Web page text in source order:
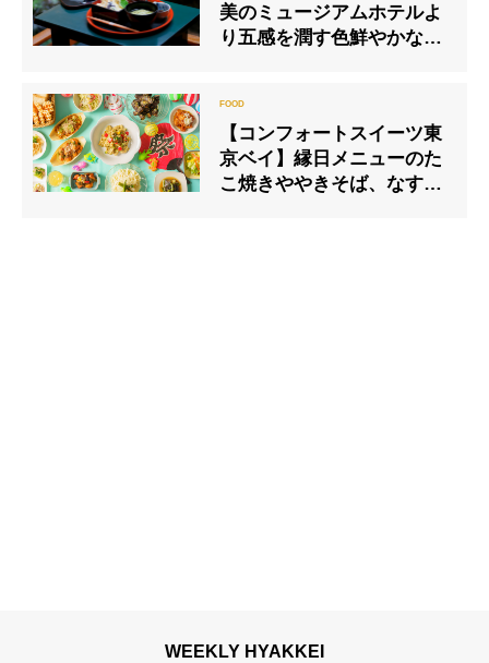
美のミュージアムホテルよ
り五感を潤す色鮮やかな
【コンフォートスイーツ東
京ベイ】縁日メニューのた
こ焼きややきそば、なす・
WEEKLY HYAKKEI